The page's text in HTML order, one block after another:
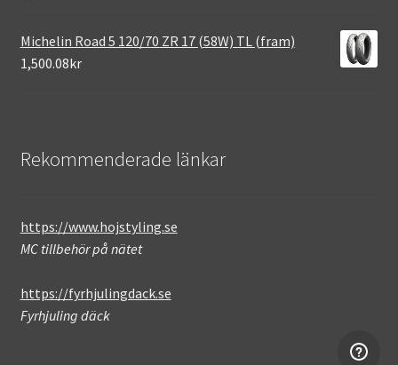
Michelin Road 5 120/70 ZR 17 (58W) TL (fram)
1,500.08kr
Rekommenderade länkar
https://www.hojstyling.se
MC tillbehör på nätet
https://fyrhjulingdack.se
Fyrhjuling däck